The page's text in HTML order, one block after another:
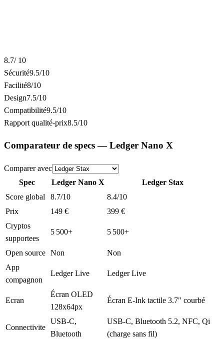
8.7/ 10
Sécurité9.5/10
Facilité8/10
Design7.5/10
Compatibilité9.5/10
Rapport qualité-prix8.5/10
Comparateur de specs —Ledger Nano X
Comparer avec
Spec
Ledger Nano X
Ledger Stax
Score global
8.7/10
8.4/10
Prix
149 €
399 €
Cryptos
supportees
5 500+ 5 500+
Open source Non
Non
App
compagnon
Ledger Live Ledger Live
Ecran
Écran OLED
128x64px
Écran E-Ink tactile 3.7" courbé
Connectivite
USB-C,
Bluetooth
USB-C, Bluetooth 5.2, NFC, Qi
(charge sans fil)